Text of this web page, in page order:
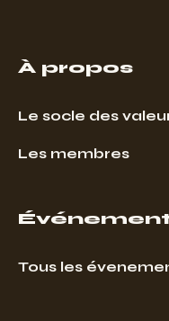
À propos
Le socle des
Les membres
Tous les